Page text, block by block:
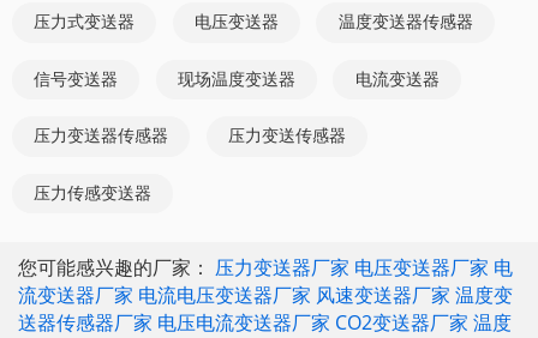
压力式变送器 电压变送器 温度变送器传感器
信号变送器 现场温度变送器 电流变送器
压力变送器传感器 压力变送传感器
压力传感变送器
您可能感兴趣的厂家： 压力变送器厂家 电压变送器厂家 电
流变送器厂家 电流电压变送器厂家 风速变送器厂家 温度变
送器传感器厂家 电压电流变送器厂家 CO2变送器厂家 温度